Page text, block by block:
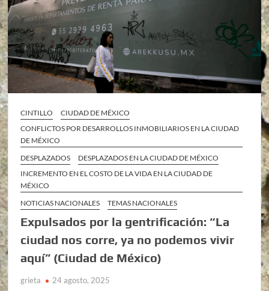
CINTILLO
CIUDAD DE MÉXICO
CONFLICTOS POR DESARROLLOS INMOBILIARIOS EN LA CIUDAD
DE MÉXICO
DESPLAZADOS
DESPLAZADOS EN LA CIUDAD DE MÉXICO
INCREMENTO EN EL COSTO DE LA VIDA EN LA CIUDAD DE
MÉXICO
NOTICIAS NACIONALES
TEMAS NACIONALES
Expulsados por la gentrificación: “La
ciudad nos corre, ya no podemos vivir
aquí” (Ciudad de México)
grieta 24 agosto, 2025